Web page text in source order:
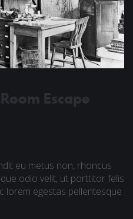
Escape
eu metus non, rhoncus
odio velit, ut porttitor felis
lorem egestas pellentesque